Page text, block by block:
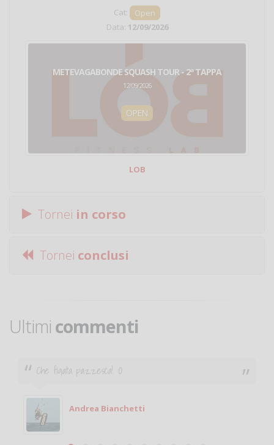
Cat:
Open
Data: 12/09/2026
METEVAGABONDE SQUASH TOUR - 2ª TAPPA
12/09/2026
OPEN
LOB
Tornei in corso
Tornei conclusi
Ultimi commenti
Ciao. Sono a Treviglio da poco e vorrei tornare a
Michele